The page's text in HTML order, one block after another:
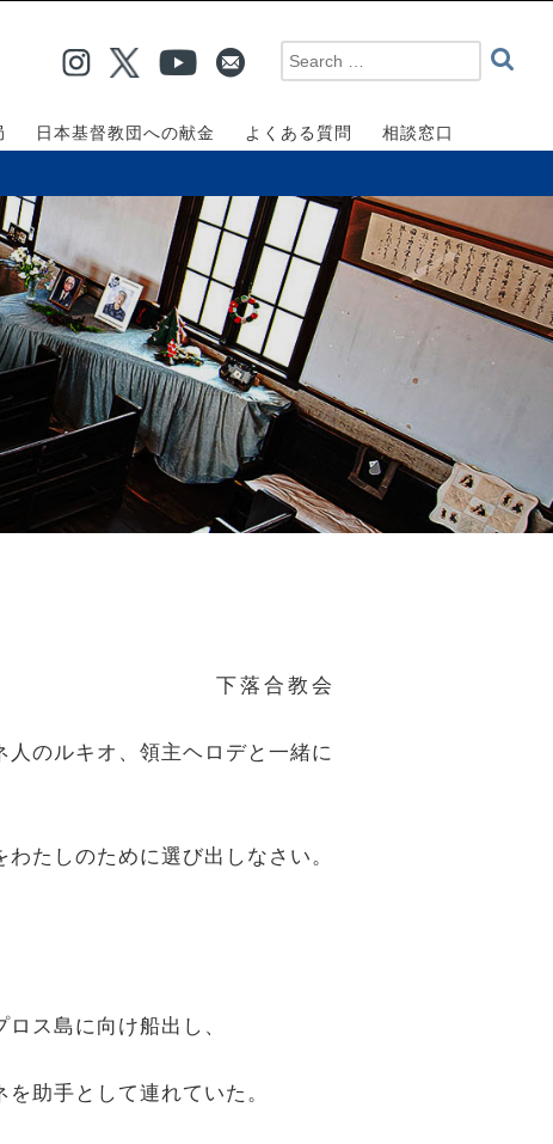
日本基督教団への献金 よくある質問 相談窓口
下落合教会
のルキオ、領主ヘロデと一緒に
たしのために選び出しなさい。
ス島に向け船出し、
助手として連れていた。